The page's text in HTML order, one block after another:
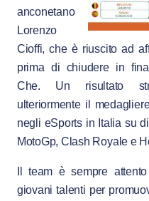
anconetano
Lorenzo
Cioffi, che è riuscito ad
prima di chiudere in
Che. Un risultato
ulteriormente il
negli eSports in Italia su
MotoGp, Clash Royale e
Il team è sempre
giovani talenti per